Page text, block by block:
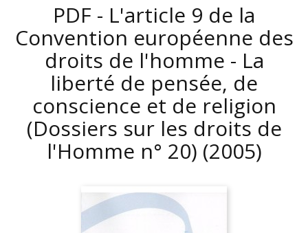
PDF - L'article 9 de la
Convention européenne des
droits de l'homme - La
liberté de pensée, de
conscience et de religion
(Dossiers sur les droits de
l'Homme n° 20) (2005)